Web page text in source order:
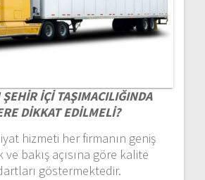
İÇİ TAŞIMACILIĞINDA
DİKKAT EDİLMELİ?
hizmeti her firmanın geniş
bakış açısına göre kalite
göstermektedir.